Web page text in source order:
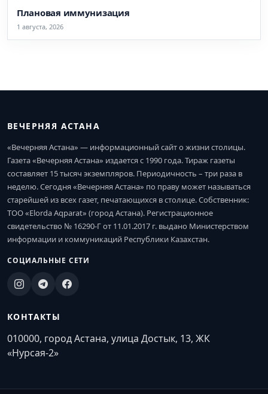
Плановая иммунизация
1 августа, 2026
ВЕЧЕРНЯЯ АСТАНА
«Вечерняя Астана» — информационный сайт о жизни столицы.
Газета «Вечерняя Астана» издается с 1990 года. Тираж газеты
составляет 15 тысяч экземпляров. Периодичность – три раза в
неделю. Сегодня «Вечерняя Астана» по праву может называться
старейшей из всех газет, печатающихся в столице. Собственник:
ТОО «Elorda Aqparat» (город Астана). Регистрационное
свидетельство № 16290-Г от 11.01.2017 г. выдано Министерством
информации и коммуникаций Республики Казахстан.
СОЦИАЛЬНЫЕ СЕТИ
КОНТАКТЫ
010000, город Астана, улица Достык, 13, ЖК
«Нурсая-2»